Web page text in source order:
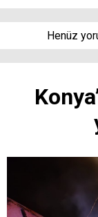
Henüz